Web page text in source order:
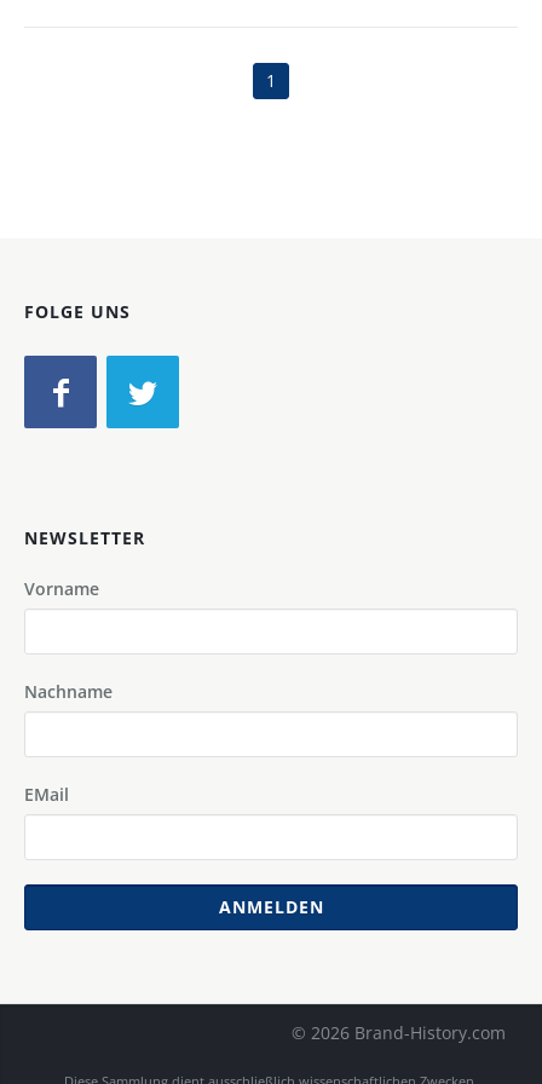
1
FOLGE UNS
NEWSLETTER
Vorname
Nachname
EMail
ANMELDEN
© 2026 Brand-History.com